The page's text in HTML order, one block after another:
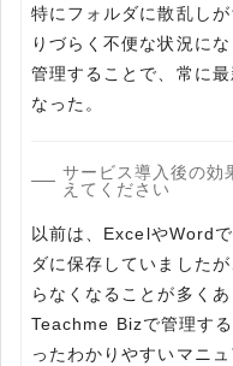
特にフォルダに散乱し
りづらく不便な状況に
管理することで、常に
なった。
サービス導入後の効
えてください
以前は、ExcelやWord
ダに保存していました
らなくなることが多くあ
Teachme Bizで管理す
ったわかりやすいマニ